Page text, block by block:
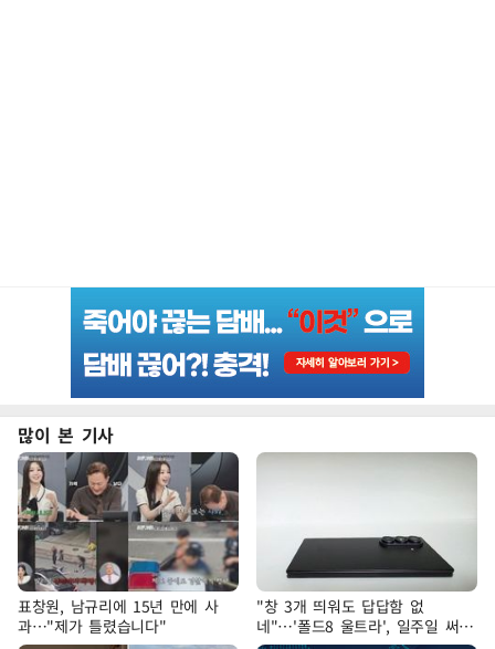
많이 본 기사
표창원, 남규리에 15년 만에 사
과…"제가 틀렸습니다"
"창 3개 띄워도 답답함 없
네"…'폴드8 울트라', 일주일 써보